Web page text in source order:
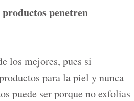
penetren
los mejores, pues si
para la piel y nunca
puede ser porque no exfolias